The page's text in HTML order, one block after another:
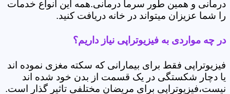
درمانی و همین طور سرما درمانی.همه این انواع خدمات
را شما عزیزان میتواند در خانه دریافت کنید.
در چه مواردی به فیزیوتراپی نیاز داریم؟
فیزیوتراپی فقط برای بیمارانی که سکته مغزی نموده اند
یا دچار شکستگی در یک قسمت از بدن خود شده اند
نیست،فیزیوتراپی برای مریضان مختلفی تاثیر گذار است.